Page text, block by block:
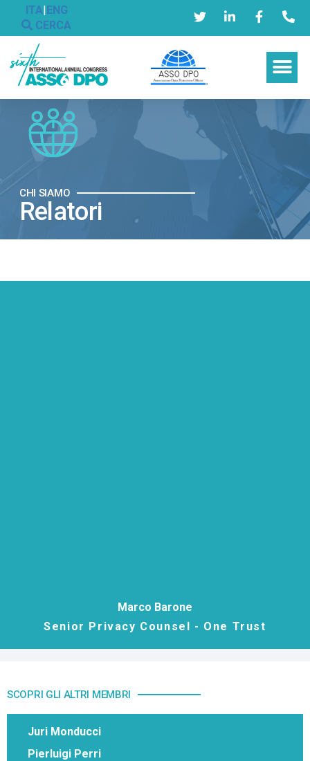
ITA|ENG
CERCA
CHI SIAMO
Relatori
Marco Barone
Senior Privacy Counsel - One Trust
SCOPRI GLI ALTRI MEMBRI
Juri Monducci
Pierluigi Perri